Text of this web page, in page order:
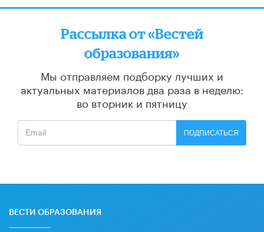
Рассылка от «Вестей
образования»
Мы отправляем подборку лучших и
актуальных материалов два раза в неделю:
во вторник и пятницу
ПОДПИСАТЬСЯ
ВЕСТИ ОБРАЗОВАНИЯ